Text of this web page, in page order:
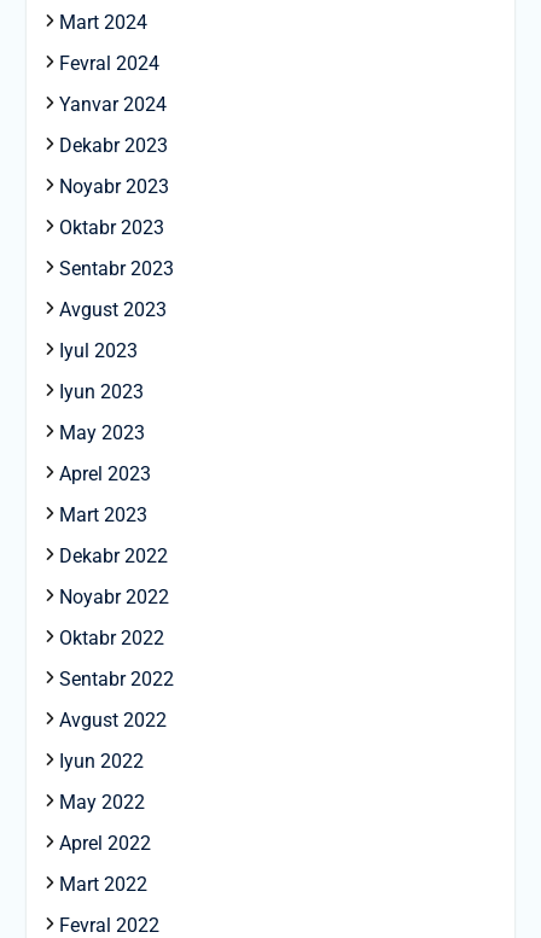
Mart 2024
Fevral 2024
Yanvar 2024
Dekabr 2023
Noyabr 2023
Oktabr 2023
Sentabr 2023
Avgust 2023
Iyul 2023
Iyun 2023
May 2023
Aprel 2023
Mart 2023
Dekabr 2022
Noyabr 2022
Oktabr 2022
Sentabr 2022
Avgust 2022
Iyun 2022
May 2022
Aprel 2022
Mart 2022
Fevral 2022